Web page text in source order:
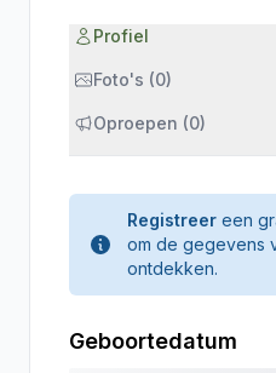
Profiel
Foto's (0)
Oproepen (0)
Registreer een
om de gegevens
ontdekken.
Geboortedatum